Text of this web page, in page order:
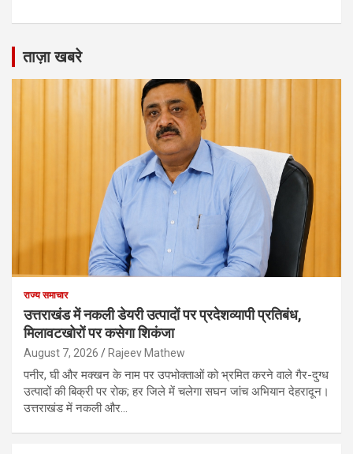
ताज़ा खबरे
राज्य समाचार
उत्तराखंड में नकली डेयरी उत्पादों पर प्रदेशव्यापी प्रतिबंध,
मिलावटखोरों पर कसेगा शिकंजा
August 7, 2026 Rajeev Mathew
पनीर, घी और मक्खन के नाम पर उपभोक्ताओं को भ्रमित करने वाले गैर-दुग्ध
उत्पादों की बिक्री पर रोक; हर जिले में चलेगा सघन जांच अभियान देहरादून।
उत्तराखंड में नकली और…